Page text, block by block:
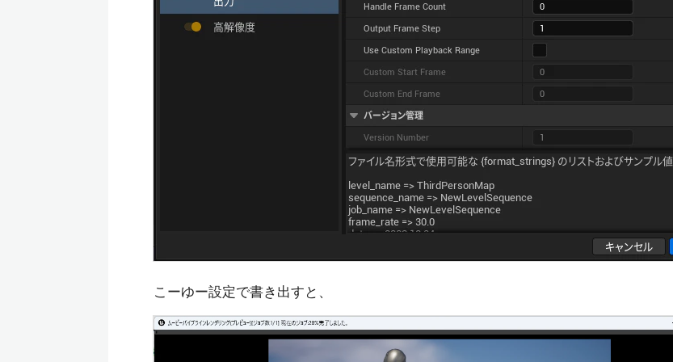
こーゆー設定で書き出すと、